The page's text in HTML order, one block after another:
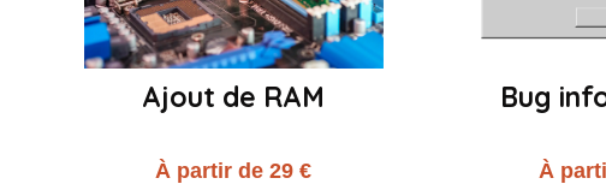
Ajout de RAM
À partir de 29 €
Bug
À